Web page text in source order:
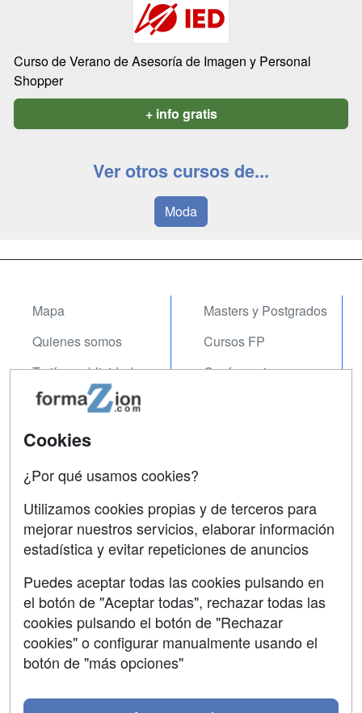
Curso de Verano de Asesoría de Imagen y Personal
Shopper
+ info gratis
Ver otros cursos de...
Moda
Mapa
Quienes somos
Tarifas publicidad
Acceso Usuarios
Acceso Centros
Masters y Postgrados
Cursos FP
Conferencias
Contactar
Confidencialidad
Aviso legal
Copyleft
Cookies
¿Por qué usamos cookies?
Utilizamos cookies propias y de terceros para
mejorar nuestros servicios, elaborar información
estadística y evitar repeticiones de anuncios
Puedes aceptar todas las cookies pulsando en
el botón de "Aceptar todas", rechazar todas las
cookies pulsando el botón de "Rechazar
cookies" o configurar manualmente usando el
botón de "más opciones"